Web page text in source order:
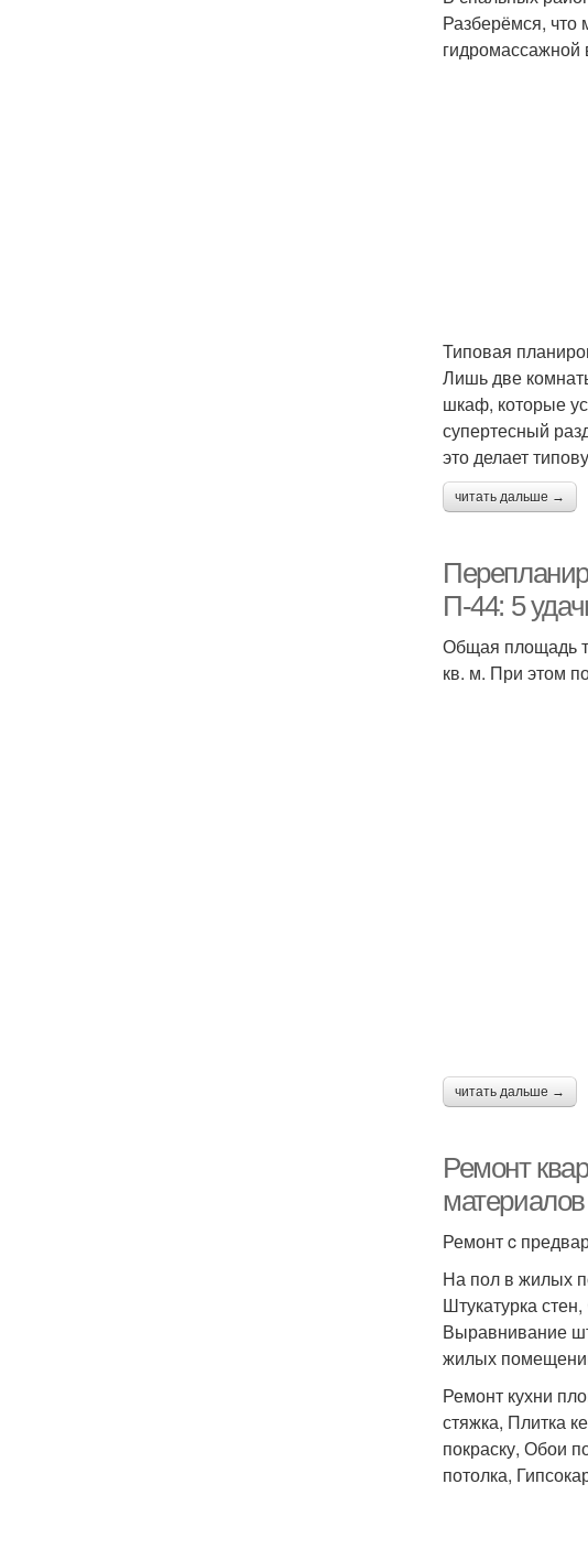
Разберёмся, что
Типовая
Лишь две
шкаф, которые
супертесный
это делает
читать дальше →
П-44: 5
Общая площадь
кв. м. При этом
читать дальше →
Ремонт
Ремонт c
На пол в жилых
Штукатурка
Выравнивание
жилых
Ремонт кухни
стяжка, Плитка
покраску, Обои
потолка,